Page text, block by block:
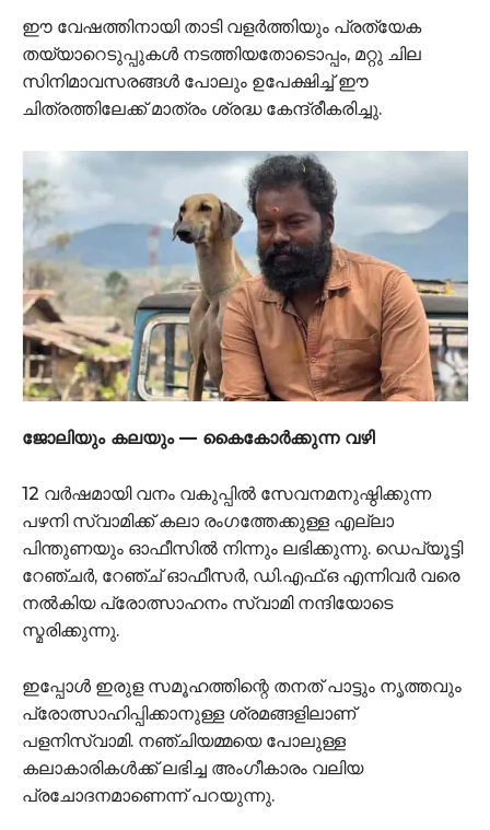
ഈ വേഷത്തിനായി താടി വളർത്തിയും പ്രത്യേക
തയ്യാറെടുപ്പുകൾ നടത്തിയതോടൊപ്പം, മറ്റു ചില
സിനിമാവസരങ്ങൾ പോലും ഉപേക്ഷിച്ച് ഈ
ചിത്രത്തിലേക്ക് മാത്രം ശ്രദ്ധ കേന്ദ്രീകരിച്ചു.
ജോലിയും കലയും — കൈകോർക്കുന്ന വഴി
12 വർഷമായി വനം വകുപ്പിൽ സേവനമനുഷ്ഠിക്കുന്ന
പഴനി സ്വാമിക്ക് കലാ രംഗത്തേക്കുള്ള എല്ലാ
പിന്തുണയും ഓഫീസിൽ നിന്നും ലഭിക്കുന്നു. ഡെപ്യൂട്ടി
റേഞ്ചർ, റേഞ്ച് ഓഫീസർ, ഡി.എഫ്.ഒ എന്നിവർ വരെ
നൽകിയ പ്രോത്സാഹനം സ്വാമി നന്ദിയോടെ
സ്മരിക്കുന്നു.
ഇപ്പോൾ ഇരുള സമൂഹത്തിന്റെ തനത് പാട്ടും നൃത്തവും
പ്രോത്സാഹിപ്പിക്കാനുള്ള ശ്രമങ്ങളിലാണ്
പളനിസ്വാമി. നഞ്ചിയമ്മയെ പോലുള്ള
കലാകാരികൾക്ക് ലഭിച്ച അംഗീകാരം വലിയ
പ്രചോദനമാണെന്ന് പറയുന്നു.